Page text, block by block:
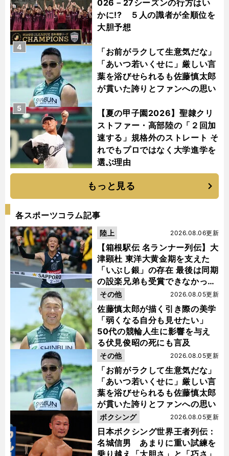
026－27シーズンの行方はい
かに!? ５人の識者が全順位を
大胆予想
「お前がラクして生意気だな」
「あいつ若いくせに」厳しい言
葉を浴びせられるも佐藤慎太郎
が貫いた誇りとファンへの思い
4
【夏の甲子園2026】聖隷クリ
ストファー・高部陸の「２回加
速する」規格外のストレート そ
れでもプロではなく大学進学を
選ぶ理由
5
もっと見る
各スポーツコラム記事
【箱根駅伝 名ランナー列伝】大
津顕杜 東洋大黄金期を支えた
「いぶし銀」の存在 最後は同期
の設楽兄弟も受賞できなかった
金栗杯に輝く
2026.08.06更新
陸上
佐藤慎太郎が描く引き際の美学
「弱くなる自分も見せたい」
50代の競輪人生に影響を与え
る伏見俊昭の死にも言及
2026.08.05更新
その他
「お前がラクして生意気だな」
「あいつ若いくせに」厳しい言
葉を浴びせられるも佐藤慎太郎
が貫いた誇りとファンへの思い
2026.08.05更新
その他
日本ボクシング世界王者列伝：
名城信男 あまりに重い試練を
2026.08.05更新
ボクシング